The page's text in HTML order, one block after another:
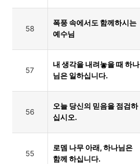
58
폭풍 속에서도 함께하시는
예수님
57
내 생각을 내려놓을 때 하나
님은 일하십니다.
56
오늘 당신의 믿음을 점검하
십시오.
55
로뎀 나무 아래, 하나님은
함께 하십니다.